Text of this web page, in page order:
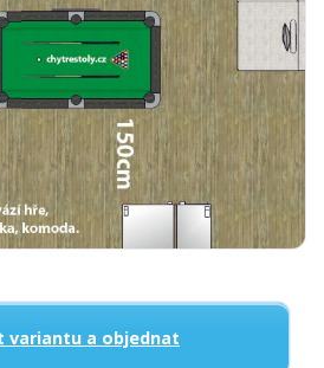
variantu a objednat